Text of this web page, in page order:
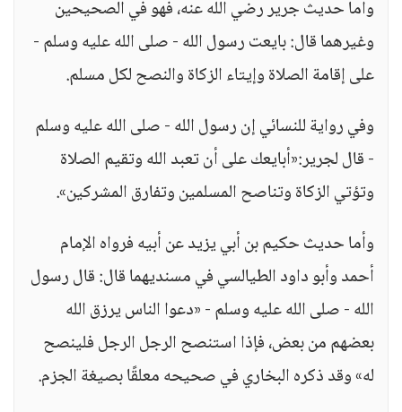
وأما حديث جرير رضي الله عنه، فهو في الصحيحين
وغيرهما قال: بايعت رسول الله - صلى الله عليه وسلم -
على إقامة الصلاة وإيتاء الزكاة والنصح لكل مسلم.
وفي رواية للنسائي إن رسول الله - صلى الله عليه وسلم
- قال لجرير:«أبايعك على أن تعبد الله وتقيم الصلاة
وتؤتي الزكاة وتناصح المسلمين وتفارق المشركين».
وأما حديث حكيم بن أبي يزيد عن أبيه فرواه الإمام
أحمد وأبو داود الطيالسي في مسنديهما قال: قال رسول
الله - صلى الله عليه وسلم - «دعوا الناس يرزق الله
بعضهم من بعض، فإذا استنصح الرجل الرجل فلينصح
له» وقد ذكره البخاري في صحيحه معلقًا بصيغة الجزم.